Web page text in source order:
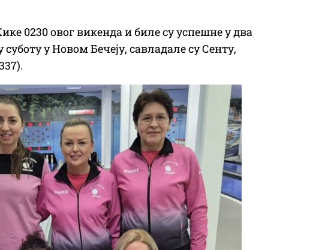
0230 овог викенда и биле су успешне у два
у Новом Бечеју, савладале су Сенту,